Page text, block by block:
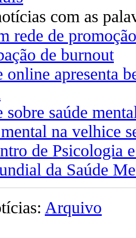
com as
rede de
de burnout
online apresenta
sobre saúde
na velhice
de Psicologia
da Saúde
Arquivo